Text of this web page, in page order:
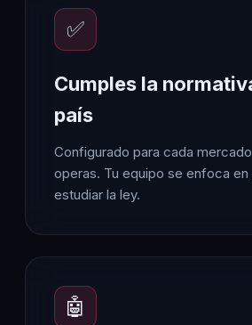
✅
Cumples la
país
Configurado para cada
operas. Tu equipo se enfoca en
estudiar la ley.
🤖